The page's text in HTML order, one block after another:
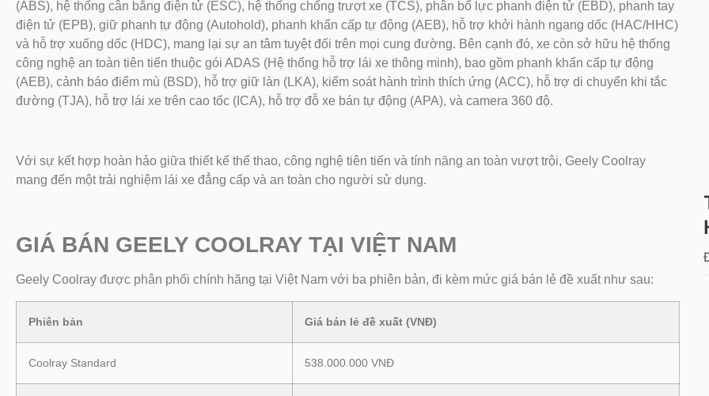
(ABS), hệ thống cân bằng điện tử (ESC), hệ thống chống trượt xe (TCS), phân bổ lực phanh điện tử (EBD), phanh tay
điện tử (EPB), giữ phanh tự động (Autohold), phanh khẩn cấp tự động (AEB), hỗ trợ khởi hành ngang dốc (HAC/HHC)
và hỗ trợ xuống dốc (HDC), mang lại sự an tâm tuyệt đối trên mọi cung đường. Bên cạnh đó, xe còn sở hữu hệ thống
công nghệ an toàn tiên tiến thuộc gói ADAS (Hệ thống hỗ trợ lái xe thông minh), bao gồm phanh khẩn cấp tự động
(AEB), cảnh báo điểm mù (BSD), hỗ trợ giữ làn (LKA), kiểm soát hành trình thích ứng (ACC), hỗ trợ di chuyển khi tắc
đường (TJA), hỗ trợ lái xe trên cao tốc (ICA), hỗ trợ đỗ xe bán tự động (APA), và camera 360 độ.
Với sự kết hợp hoàn hảo giữa thiết kế thể thao, công nghệ tiên tiến và tính năng an toàn vượt trội, Geely Coolray
mang đến một trải nghiệm lái xe đẳng cấp và an toàn cho người sử dụng.
GIÁ BÁN GEELY COOLRAY TẠI VIỆT NAM
Geely Coolray được phân phối chính hãng tại Việt Nam với ba phiên bản, đi kèm mức giá bán lẻ đề xuất như sau:
Phiên bản Giá bán lẻ đề xuất (VNĐ)
Coolray Standard 538.000.000 VNĐ